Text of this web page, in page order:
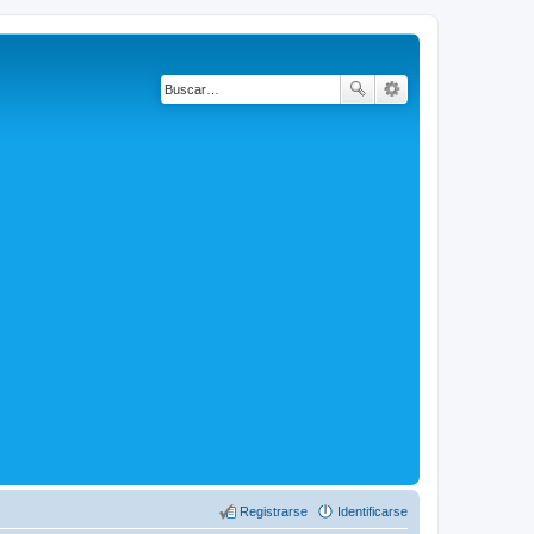
Identificarse
Registrarse